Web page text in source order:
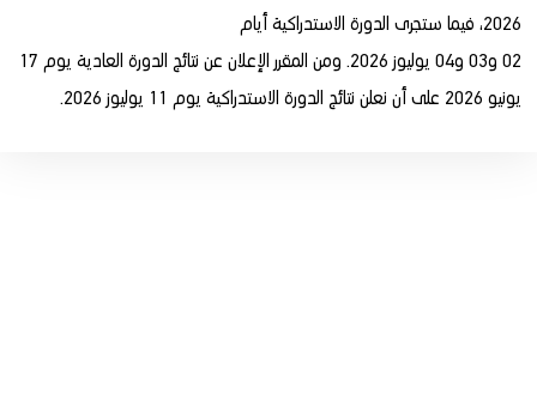
2026، فيما ستجرى الدورة الاستدراكية أيام
02 و03 و04 يوليوز 2026. ومن المقرر الإعلان عن نتائج الدورة العادية يوم 17
يونيو 2026 على أن نعلن نتائج الدورة الاستدراكية يوم 11 يوليوز 2026.